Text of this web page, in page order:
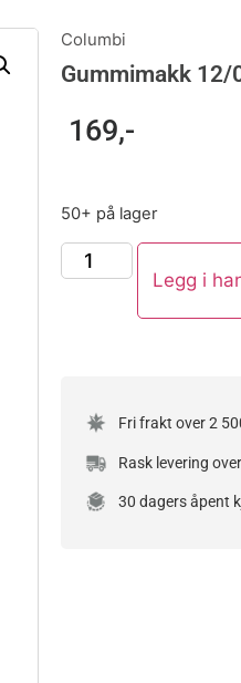
Columbi
Gummimakk 12/
169,-
50+ på lager
Legg i
Fri frakt over 2
Rask levering
30 dagers åpent